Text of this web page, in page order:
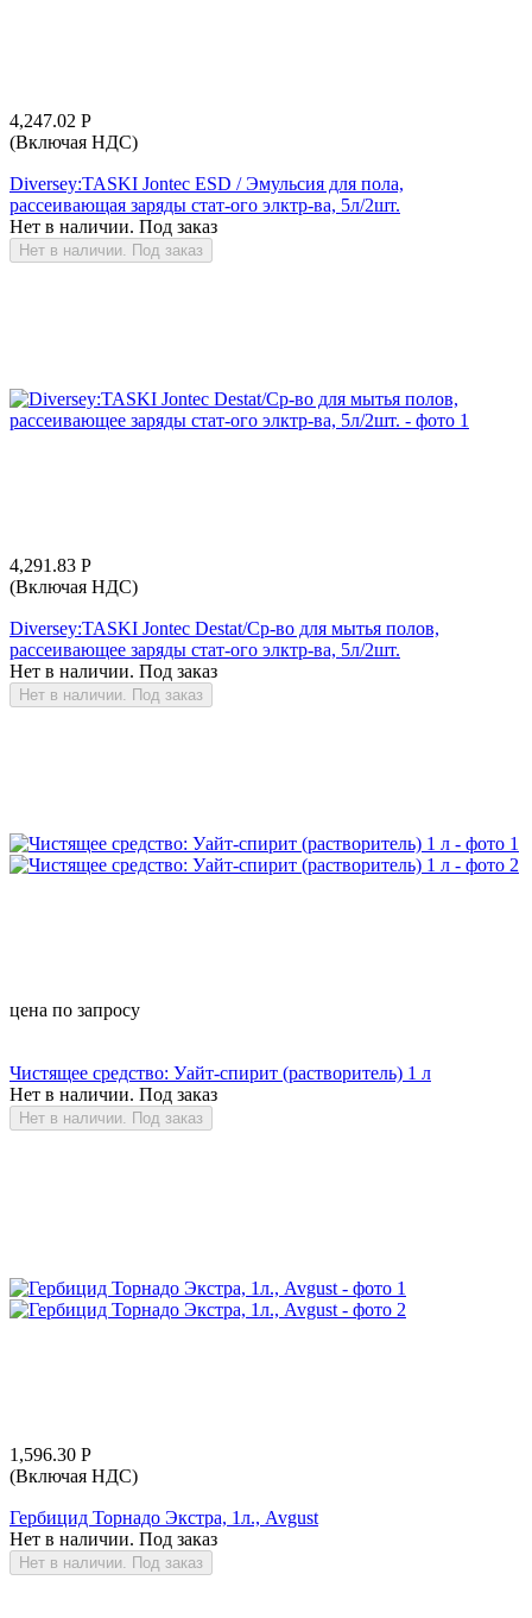
4,247.02 Р
(Включая НДС)
Diversey:TASKI Jontec ESD / Эмульсия для пола,
рассеивающая заряды стат-ого элктр-ва, 5л/2шт.
Нет в наличии. Под заказ
Нет в наличии. Под заказ
4,291.83 Р
(Включая НДС)
Diversey:TASKI Jontec Destat/Ср-во для мытья полов,
рассеивающее заряды стат-ого элктр-ва, 5л/2шт.
Нет в наличии. Под заказ
Нет в наличии. Под заказ
цена по запросу
Чистящее средство: Уайт-спирит (растворитель) 1 л
Нет в наличии. Под заказ
Нет в наличии. Под заказ
1,596.30 Р
(Включая НДС)
Гербицид Торнадо Экстра, 1л., Avgust
Нет в наличии. Под заказ
Нет в наличии. Под заказ